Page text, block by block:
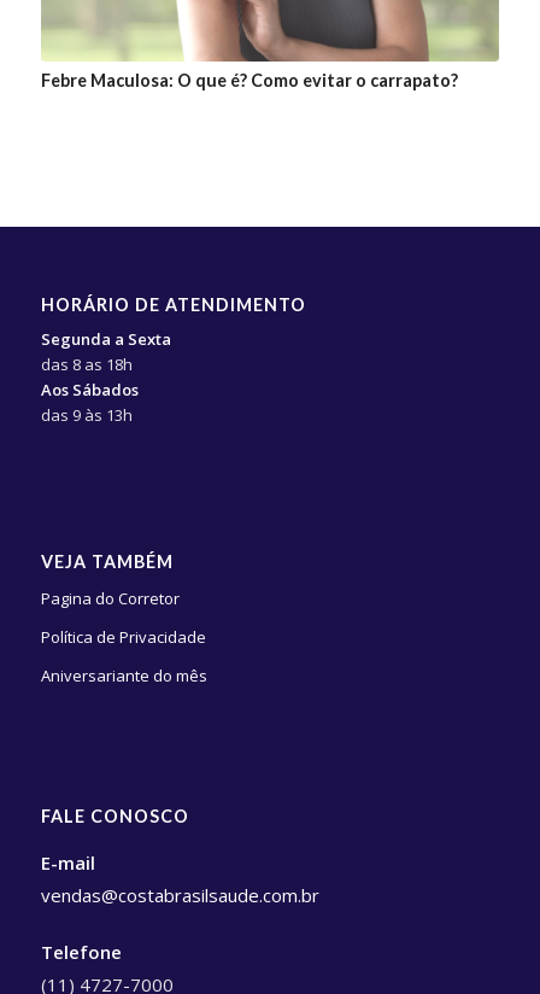
Febre Maculosa: O que é? Como evitar o carrapato?
HORÁRIO DE ATENDIMENTO
Segunda a Sexta
das 8 as 18h
Aos Sábados
das 9 às 13h
VEJA TAMBÉM
Pagina do Corretor
Política de Privacidade
Aniversariante do mês
FALE CONOSCO
E-mail
vendas@costabrasilsaude.com.br
Telefone
(11) 4727-7000